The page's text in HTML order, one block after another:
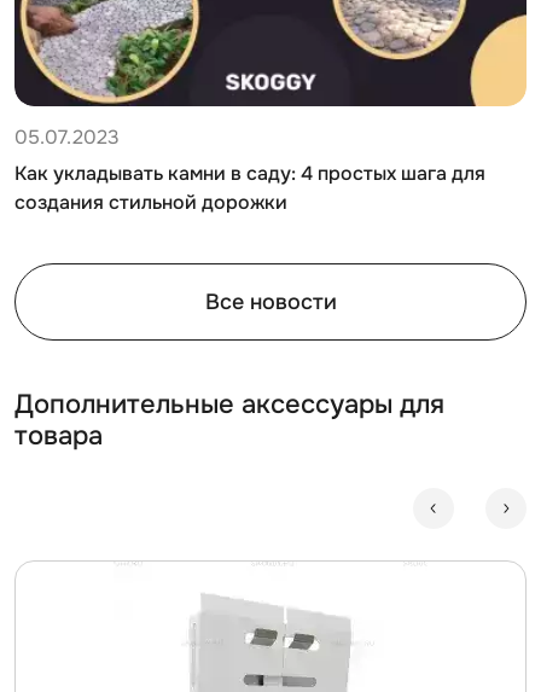
05.07.2023
Как укладывать камни в саду: 4 простых шага для
создания стильной дорожки
Все новости
Дополнительные аксессуары для
товара